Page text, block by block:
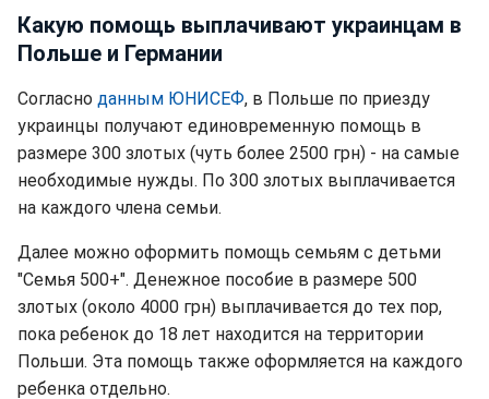
Какую помощь выплачивают украинцам в
Польше и Германии
Согласно данным ЮНИСЕФ, в Польше по приезду
украинцы получают единовременную помощь в
размере 300 злотых (чуть более 2500 грн) - на самые
необходимые нужды. По 300 злотых выплачивается
на каждого члена семьи.
Далее можно оформить помощь семьям с детьми
"Семья 500+". Денежное пособие в размере 500
злотых (около 4000 грн) выплачивается до тех пор,
пока ребенок до 18 лет находится на территории
Польши. Эта помощь также оформляется на каждого
ребенка отдельно.